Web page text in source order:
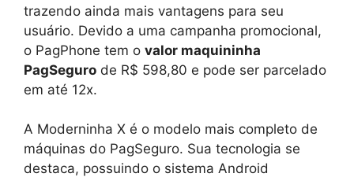
trazendo ainda mais vantagens para seu
usuário. Devido a uma campanha promocional,
o PagPhone tem o valor maquininha
PagSeguro de R$ 598,80 e pode ser parcelado
em até 12x.
A Moderninha X é o modelo mais completo de
máquinas do PagSeguro. Sua tecnologia se
destaca, possuindo o sistema Android